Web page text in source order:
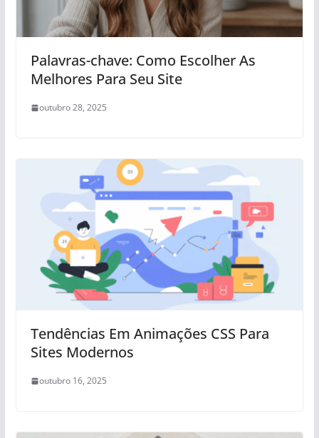
Palavras-chave: Como Escolher As
Melhores Para Seu Site
outubro 28, 2025
Tendências Em Animações CSS Para
Sites Modernos
outubro 16, 2025